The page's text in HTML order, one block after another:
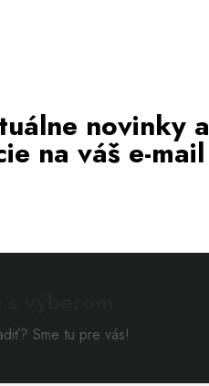
novinky a
na váš e-mail
Sme tu pre vás!